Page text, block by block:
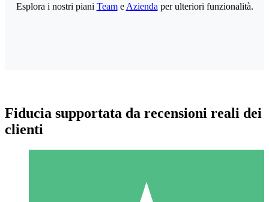
Esplora i nostri piani Teame Azienda per ulteriori funzionalità.
Fiducia supportata da recensioni reali dei
clienti